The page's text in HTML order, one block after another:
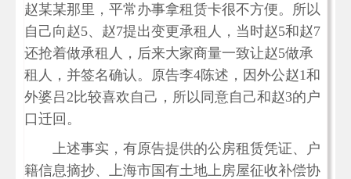
赵某某那里，平常办事拿租赁卡很不方便。所以
自己向赵5、赵7提出变更承租人，当时赵5和赵7
还抢着做承租人，后来大家商量一致让赵5做承
租人，并签名确认。原告李4陈述，因外公赵1和
外婆吕2比较喜欢自己，所以同意自己和赵3的户
口迁回。
上述事实，有原告提供的公房租赁凭证、户
籍信息摘抄、上海市国有土地上房屋征收补偿协